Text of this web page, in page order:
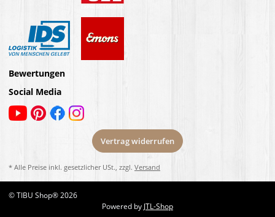
Bewertungen
Social Media
Vertrag widerrufen
* Alle Preise inkl. gesetzlicher USt., zzgl. Versand
© TIBU Shop® 2026
Powered byJTL-Shop